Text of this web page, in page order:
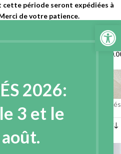
2026:
3 et le
Ouvrir
8 résultats affichés
cette période seront expédiées à
de votre patience.